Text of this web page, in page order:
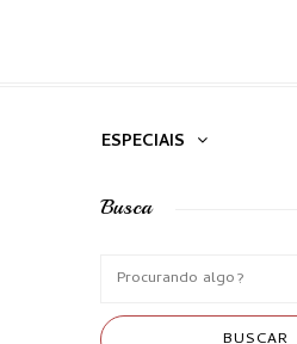
ESPECIAIS
Busca